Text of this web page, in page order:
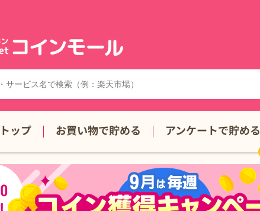
トップ お買い物で貯める アンケートで貯める